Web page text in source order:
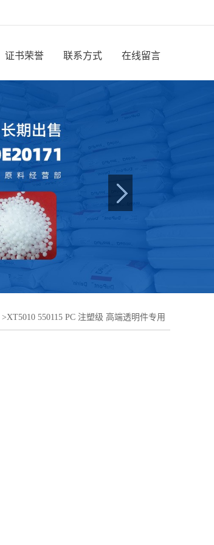
证书荣誉 联系方式 在线留言
>XT5010 550115 PC 注塑级 高端透明件专用